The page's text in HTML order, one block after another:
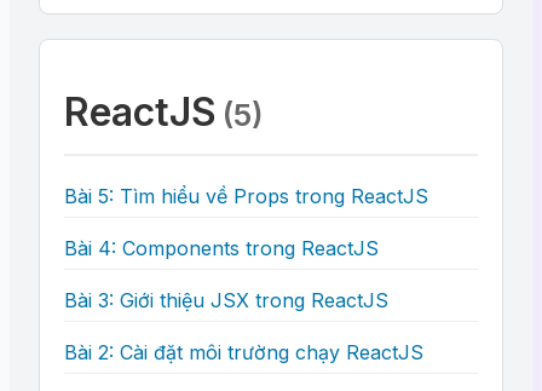
ReactJS (5)
Bài 5: Tìm hiểu về Props trong ReactJS
Bài 4: Components trong ReactJS
Bài 3: Giới thiệu JSX trong ReactJS
Bài 2: Cài đặt môi trường chạy ReactJS